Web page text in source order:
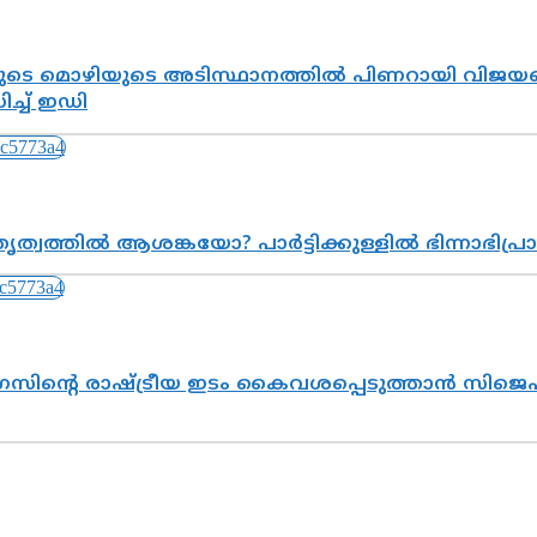
അടിസ്ഥാനത്തിൽ പിണറായി
ഇഡി
ആശങ്കയോ? പാർട്ടിക്കുള്ളിൽ
രാഷ്ട്രീയ ഇടം കൈവശപ്പെടുത്താൻ